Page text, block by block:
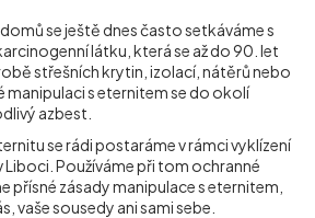
se ještě dnes často setkáváme s
látku, která se až do 90. let
střešních krytin, izolací, nátěrů nebo
s eternitem se do okolí
azbest.
se rádi postaráme v rámci vyklízení
Liboci . Používáme při tom ochranné
přísné zásady manipulace s eternitem,
vaše sousedy ani sami sebe.